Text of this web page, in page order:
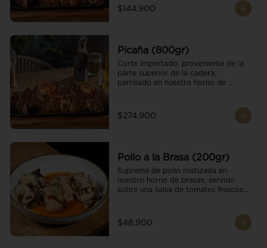
Acompañado de salsa criolla de la
casa.
$144.900
Picaña (800gr)
Corte importado, proveniente de la
parte superior de la cadera,
parrillado en nuestro horno de
Acompañado de salsa criolla de la
casa.
$274.900
Pollo a la Brasa (200gr)
Suprema de pollo rostizada en
nuestro horno de brasas, servido
sobre una salsa de tomates frescos y
$48.900